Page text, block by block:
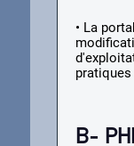
• La
B-